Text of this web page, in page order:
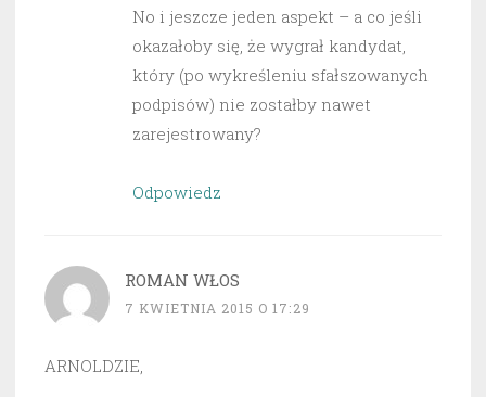
No i jeszcze jeden aspekt – a co jeśli
okazałoby się, że wygrał kandydat,
który (po wykreśleniu sfałszowanych
podpisów) nie zostałby nawet
zarejestrowany?
Odpowiedz
ROMAN WŁOS
7 KWIETNIA 2015 O 17:29
ARNOLDZIE,